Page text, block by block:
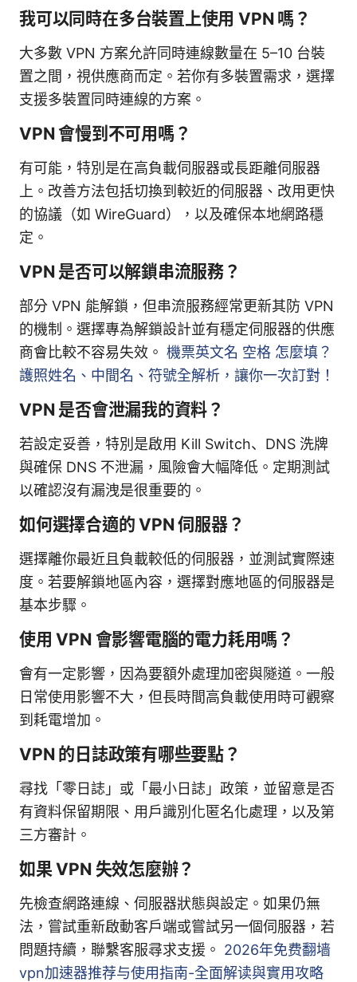
我可以同時在多台裝置上使用 VPN 嗎？
大多數 VPN 方案允許同時連線數量在 5–10 台裝
置之間，視供應商而定。若你有多裝置需求，選擇
支援多裝置同時連線的方案。
VPN 會慢到不可用嗎？
有可能，特別是在高負載伺服器或長距離伺服器
上。改善方法包括切換到較近的伺服器、改用更快
的協議（如 WireGuard），以及確保本地網路穩
定。
VPN 是否可以解鎖串流服務？
部分 VPN 能解鎖，但串流服務經常更新其防 VPN
的機制。選擇專為解鎖設計並有穩定伺服器的供應
商會比較不容易失效。 機票英文名 空格 怎麼填？
護照姓名、中間名、符號全解析，讓你一次訂對！
VPN 是否會泄漏我的資料？
若設定妥善，特別是啟用 Kill Switch、DNS 洗牌
與確保 DNS 不泄漏，風險會大幅降低。定期測試
以確認沒有漏洩是很重要的。
如何選擇合適的 VPN 伺服器？
選擇離你最近且負載較低的伺服器，並測試實際速
度。若要解鎖地區內容，選擇對應地區的伺服器是
基本步驟。
使用 VPN 會影響電腦的電力耗用嗎？
會有一定影響，因為要額外處理加密與隧道。一般
日常使用影響不大，但長時間高負載使用時可觀察
到耗電增加。
VPN 的日誌政策有哪些要點？
尋找「零日誌」或「最小日誌」政策，並留意是否
有資料保留期限、用戶識別化匿名化處理，以及第
三方審計。
如果 VPN 失效怎麼辦？
先檢查網路連線、伺服器狀態與設定。如果仍無
法，嘗試重新啟動客戶端或嘗試另一個伺服器，若
問題持續，聯繫客服尋求支援。 2026年免费翻墙
vpn加速器推荐与使用指南-全面解读與實用攻略